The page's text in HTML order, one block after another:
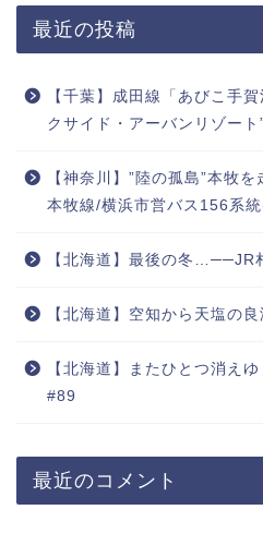
最近の投稿
【千葉】成田線「あびこ手
クサイド・アーバンリゾー
【神奈川】”陸の孤島”本牧
本牧線/横浜市営バス156系
【北海道】最後の冬…──JR
【北海道】空知から天塩の
【北海道】またひとつ消え
#89
最近のコメント